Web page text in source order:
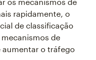
rapidamente, o
de classificação
de
aumentar o tráfego